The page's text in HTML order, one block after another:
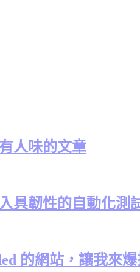
人味的文章
具韌性的自動化測
的網站，讓我來